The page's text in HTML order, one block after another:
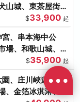
山城、東茶屋街、
$33,900 起
、串本海中公
場、和歌山城、伊
$35,900 起
、庄川峽遊船、
金箔冰淇淋、鰻